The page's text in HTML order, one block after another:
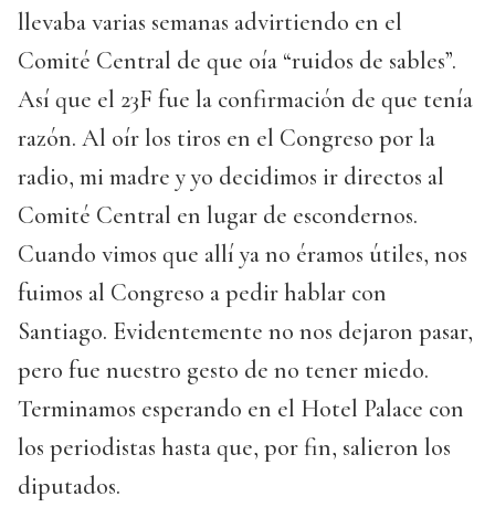
llevaba varias semanas advirtiendo en el
Comité Central de que oía “ruidos de sables”.
Así que el 23F fue la confirmación de que tenía
razón. Al oír los tiros en el Congreso por la
radio, mi madre y yo decidimos ir directos al
Comité Central en lugar de escondernos.
Cuando vimos que allí ya no éramos útiles, nos
fuimos al Congreso a pedir hablar con
Santiago. Evidentemente no nos dejaron pasar,
pero fue nuestro gesto de no tener miedo.
Terminamos esperando en el Hotel Palace con
los periodistas hasta que, por fin, salieron los
diputados.